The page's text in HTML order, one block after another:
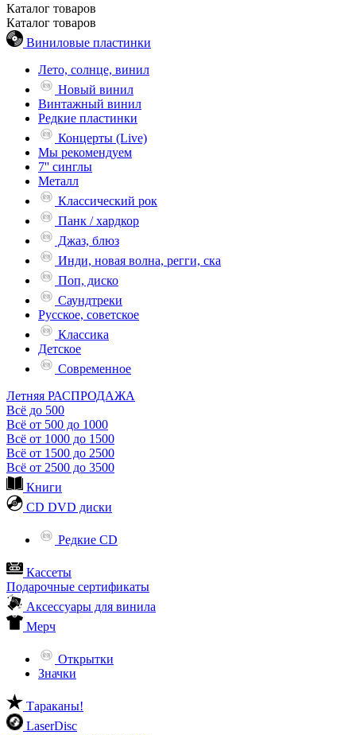
Каталог товаров
Каталог товаров
Виниловые пластинки
Лето, солнце, винил
Новый винил
Винтажный винил
Редкие пластинки
Концерты (Live)
Мы рекомендуем
7'' синглы
Металл
Классический рок
Панк / хардкор
Джаз, блюз
Инди, новая волна, регги, ска
Поп, диско
Саундтреки
Русское, советское
Классика
Детское
Современное
Летняя РАСПРОДАЖА
Всё до 500
Всё от 500 до 1000
Всё от 1000 до 1500
Всё от 1500 до 2500
Всё от 2500 до 3500
Книги
CD DVD диски
Редкие CD
Кассеты
Подарочные сертификаты
Аксессуары для винила
Мерч
Открытки
Значки
Тараканы!
LaserDisc